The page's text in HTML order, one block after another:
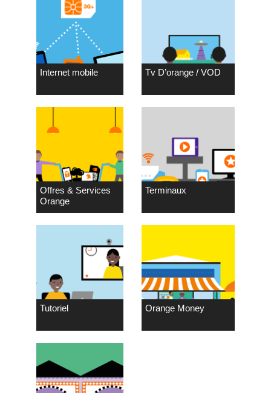
Internet mobile Tv D’orange / VOD
Offres & Services
Orange
Terminaux
Tutoriel Orange Money